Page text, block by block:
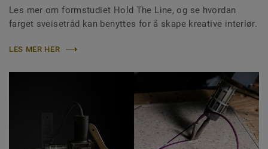
Les mer om formstudiet Hold The Line, og se hvordan
farget sveisetråd kan benyttes for å skape kreative interiør.
LES MER HER